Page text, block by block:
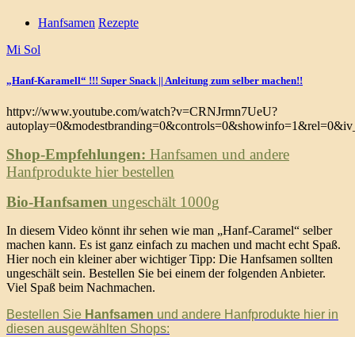
Hanfsamen Rezepte
Mi Sol
„Hanf-Karamell“ !!! Super Snack || Anleitung zum selber machen!!
httpv://www.youtube.com/watch?v=CRNJrmn7UeU?
Shop-Empfehlungen: Hanfsamen und andere
Hanfprodukte hier bestellen
Bio-Hanfsamen ungeschält 1000g
In diesem Video könnt ihr sehen wie man „Hanf-Caramel“ selber
machen kann. Es ist ganz einfach zu machen und macht echt Spaß.
Hier noch ein kleiner aber wichtiger Tipp: Die Hanfsamen sollten
ungeschält sein. Bestellen Sie bei einem der folgenden Anbieter.
Viel Spaß beim Nachmachen.
Bestellen Sie Hanfsamen und andere Hanfprodukte hier in
diesen ausgewählten Shops: